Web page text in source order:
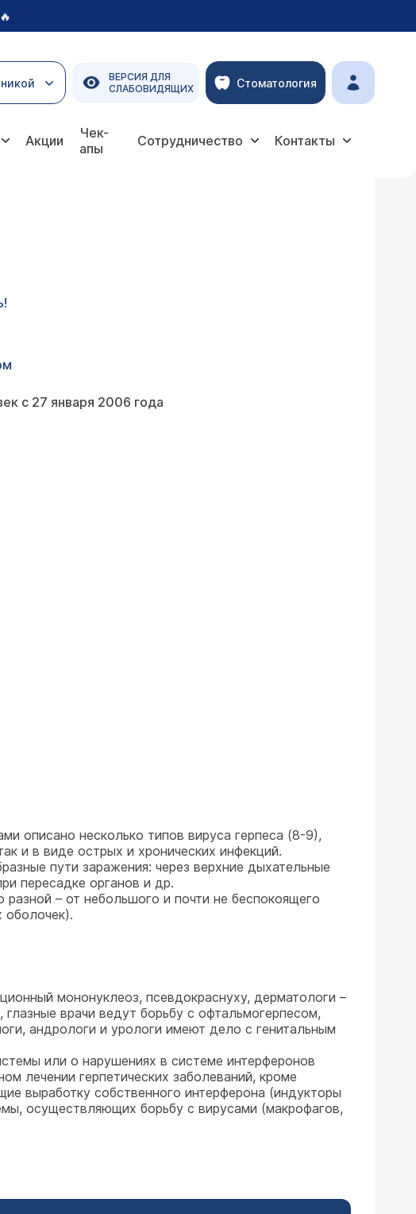
🔥
ВЕРСИЯ ДЛЯ
СЛАБОВИДЯЩИХ
Стоматология
Акции
Чек-
апы
Сотрудничество Контакты
с 27 января 2006 года
описано несколько типов вируса герпеса (8-9),
и в виде острых и хронических инфекций.
пути заражения: через верхние дыхательные
пересадке органов и др.
– от небольшого и почти не беспокоящего
оболочек).
мононуклеоз, псевдокраснуху, дерматологи –
врачи ведут борьбу с офтальмогерпесом,
андрологи и урологи имеют дело с генитальным
или о нарушениях в системе интерферонов
лечении герпетических заболеваний, кроме
выработку собственного интерферона (индукторы
осуществляющих борьбу с вирусами (макрофагов,